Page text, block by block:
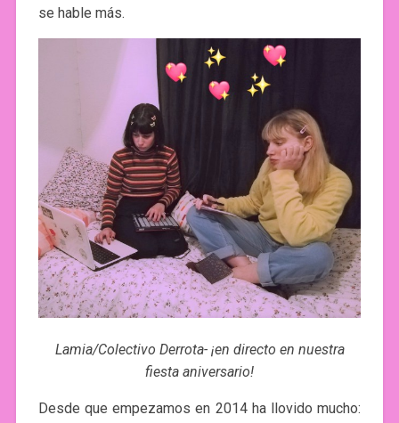
se hable más.
Lamia/Colectivo Derrota- ¡en directo en nuestra
fiesta aniversario!
Desde que empezamos en 2014 ha llovido mucho: